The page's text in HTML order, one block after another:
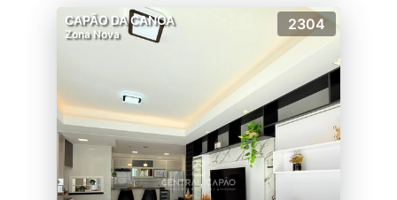
CAPÃO DA CANOA
Zona Nova
2304